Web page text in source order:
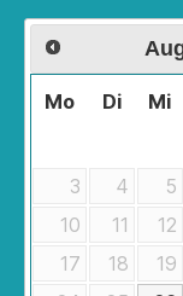
Mo Di Mi
3
4 5
10
11 12
17
18 19